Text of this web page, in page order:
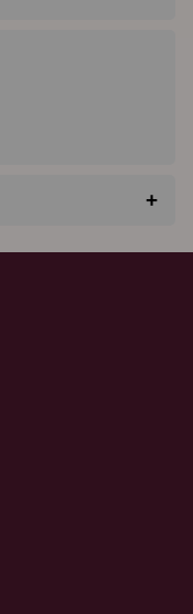
+
★★★★★
älskar
in i hemmet :)
de ska ha